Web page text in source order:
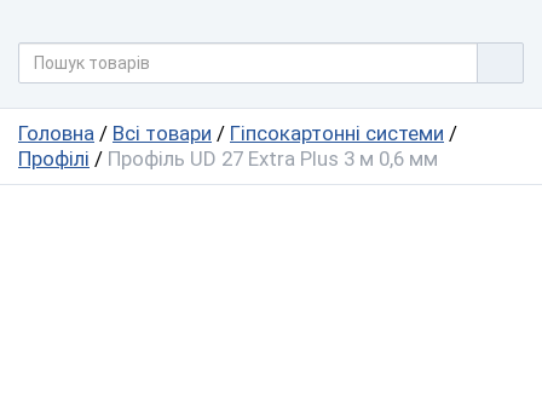
Головна / Всі товари / Гіпсокартонні системи /
Профілі / Профіль UD 27 Extra Plus 3 м 0,6 мм